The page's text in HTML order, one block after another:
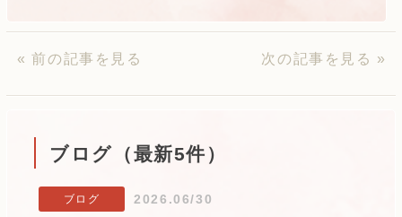
« 前の記事を見る 次の記事を見る »
ブログ（最新5件）
ブログ
2026.06/30